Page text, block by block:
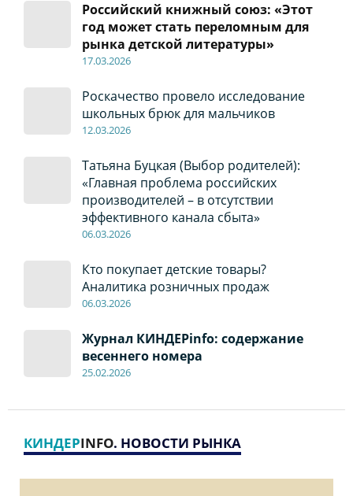
Российский книжный союз: «Этот
год может стать переломным для
рынка детской литературы»
17.03.2026
Роскачество провело исследование
школьных брюк для мальчиков
12.03.2026
Татьяна Буцкая (Выбор родителей):
«Главная проблема российских
производителей – в отсутствии
эффективного канала сбыта»
06.03.2026
Кто покупает детские товары?
Аналитика розничных продаж
06.03.2026
Журнал КИНДЕРinfo: содержание
весеннего номера
25.02.2026
КИНДЕРINFO. НОВОСТИ РЫНКА